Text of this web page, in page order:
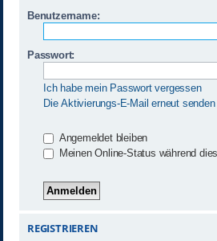
Benutzername:
Passwort:
Ich habe mein Passwort vergessen
Die Aktivierungs-E-Mail erneut senden
Angemeldet bleiben
Meinen Online-Status während
REGISTRIEREN